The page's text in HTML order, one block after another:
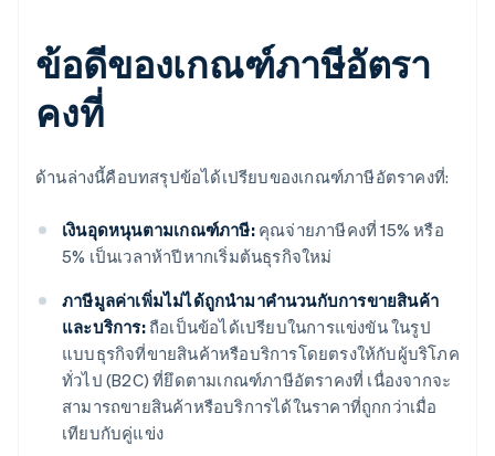
ข้อดีของเกณฑ์ภาษีอัตรา
คงที่
ด้านล่างนี้คือบทสรุปข้อได้เปรียบของเกณฑ์ภาษีอัตราคงที่:
เงินอุดหนุนตามเกณฑ์ภาษี:คุณจ่ายภาษีคงที่ 15% หรือ
5% เป็นเวลาห้าปีหากเริ่มต้นธุรกิจใหม่
ภาษีมูลค่าเพิ่มไม่ได้ถูกนำมาคำนวนกับการขายสินค้า
และบริการ:ถือเป็นข้อได้เปรียบในการแข่งขัน ในรูป
แบบธุรกิจที่ขายสินค้าหรือบริการโดยตรงให้กับผู้บริโภค
ทั่วไป (B2C) ที่ยึดตามเกณฑ์ภาษีอัตราคงที่ เนื่องจากจะ
สามารถขายสินค้าหรือบริการได้ในราคาที่ถูกกว่าเมื่อ
เทียบกับคู่แข่ง